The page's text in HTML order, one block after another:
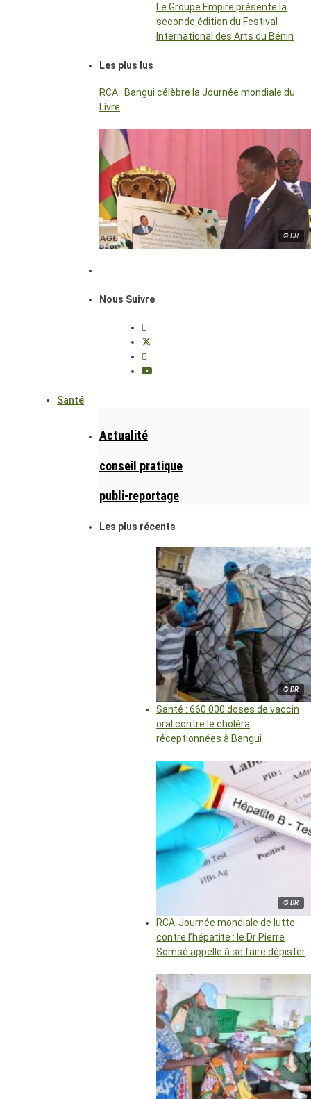
Le Groupe Empire présente la
seconde édition du Festival
International des Arts du Bénin
Les plus lus
RCA : Bangui célèbre la Journée mondiale du
Livre
© DR
Nous Suivre
Santé
Actualité
conseil pratique
publi-reportage
Les plus récents
© DR
Santé : 660 000 doses de vaccin
oral contre le choléra
réceptionnées à Bangui
© DR
RCA-Journée mondiale de lutte
contre l’hépatite : le Dr Pierre
Somsé appelle à se faire dépister